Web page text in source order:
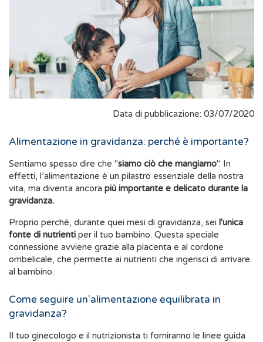
Data di pubblicazione: 03/07/2020
Alimentazione in gravidanza: perché è importante?
Sentiamo spesso dire che "siamo ciò che mangiamo". In
effetti, l’alimentazione è un pilastro essenziale della nostra
vita, ma diventa ancora più importante e delicato durante la
gravidanza.
Proprio perché, durante quei mesi di gravidanza, sei l'unica
fonte di nutrienti per il tuo bambino. Questa speciale
connessione avviene grazie alla placenta e al cordone
ombelicale, che permette ai nutrienti che ingerisci di arrivare
al bambino.
Come seguire un'alimentazione equilibrata in
gravidanza?
Il tuo ginecologo e il nutrizionista ti forniranno le linee guida